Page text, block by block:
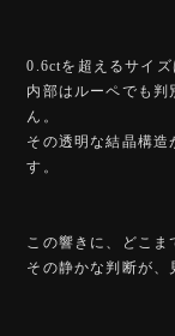
0.6ctを超えるサイズ
内部はルーペでも判
ん。
その透明な結晶構造
す。
この響きに、どこま
その静かな判断が、